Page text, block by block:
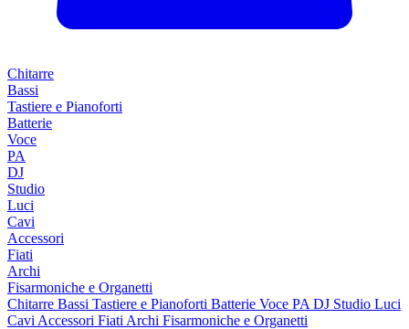
Chitarre
Bassi
Tastiere e Pianoforti
Batterie
Voce
PA
DJ
Studio
Luci
Cavi
Accessori
Fiati
Archi
Fisarmoniche e Organetti
Chitarre Bassi Tastiere e Pianoforti Batterie Voce PA DJ Studio Luci
Cavi Accessori Fiati Archi Fisarmoniche e Organetti